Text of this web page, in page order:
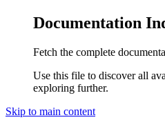
Documentation
Fetch the complete
Use this file to discover all
exploring further.
Skip to main content